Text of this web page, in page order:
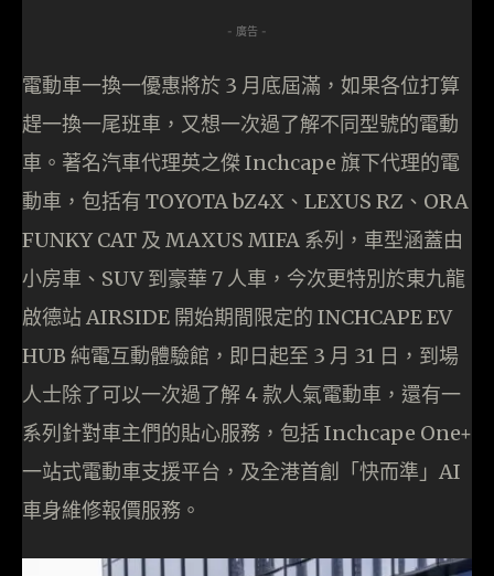
- 廣告 -
電動車一換一優惠將於 3 月底屆滿，如果各位打算
趕一換一尾班車，又想一次過了解不同型號的電動
車。著名汽車代理英之傑 Inchcape 旗下代理的電
動車，包括有 TOYOTA bZ4X、LEXUS RZ、ORA
FUNKY CAT 及 MAXUS MIFA 系列，車型涵蓋由
小房車、SUV 到豪華 7 人車，今次更特別於東九龍
啟德站 AIRSIDE 開始期間限定的 INCHCAPE EV
HUB 純電互動體驗館，即日起至 3 月 31 日，到場
人士除了可以一次過了解 4 款人氣電動車，還有一
系列針對車主們的貼心服務，包括 Inchcape One+
一站式電動車支援平台，及全港首創「快而準」AI
車身維修報價服務。